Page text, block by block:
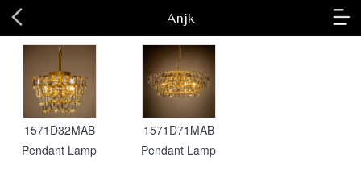
Anjk
1571D32MAB
Pendant Lamp
1571D71MAB
Pendant Lamp